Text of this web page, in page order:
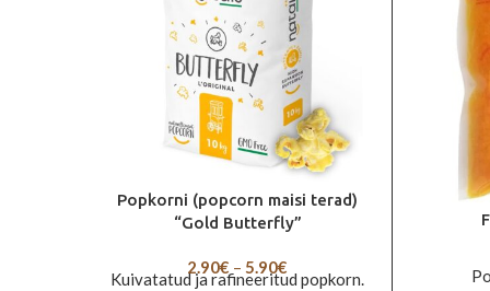
Popkorni (popcorn maisi terad)
“Gold Butterfly”
2.90€ – 5.90€
Kuivatatud ja rafineeritud popkorn.